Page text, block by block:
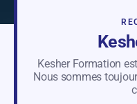
Kesher Formation
Nous sommes